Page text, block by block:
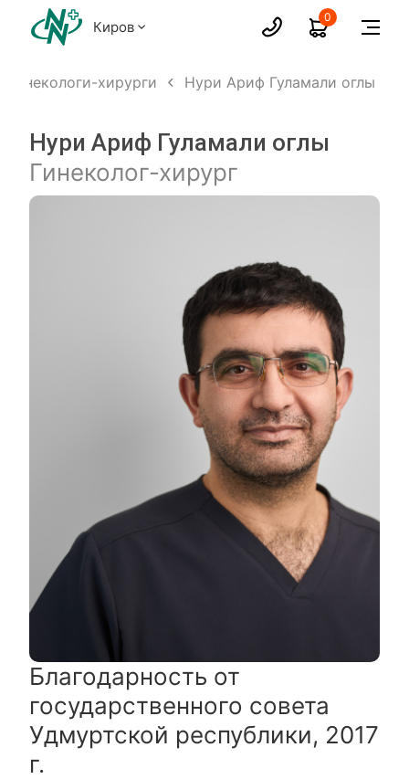
Киров
0
Гинекологи-хирурги Нури Ариф Гуламали оглы
Нури Ариф Гуламали оглы
Гинеколог-хирург
Благодарность от
государственного совета
Удмуртской республики, 2017
г.